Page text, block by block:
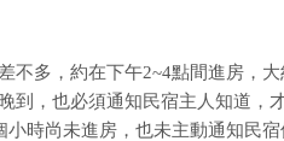
不多，約在下午2~4點間進房，
到，也必須通知民宿主人知道，
小時尚未進房，也未主動通知民